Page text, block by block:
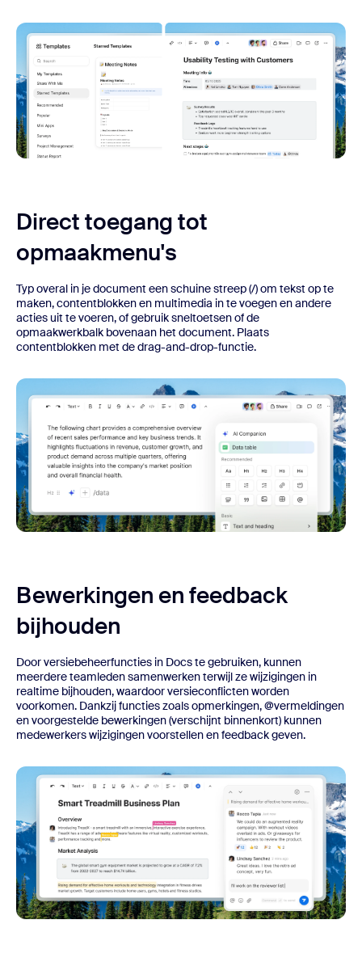
Direct toegang tot
opmaakmenu's
Typ overal in je document een schuine streep (/) om tekst op te
maken, contentblokken en multimedia in te voegen en andere
acties uit te voeren, of gebruik sneltoetsen of de
opmaakwerkbalk bovenaan het document. Plaats
contentblokken met de drag-and-drop-functie.
Bewerkingen en feedback
bijhouden
Door versiebeheerfuncties in Docs te gebruiken, kunnen
meerdere teamleden samenwerken terwijl ze wijzigingen in
realtime bijhouden, waardoor versieconflicten worden
voorkomen. Dankzij functies zoals opmerkingen, @vermeldingen
en voorgestelde bewerkingen (verschijnt binnenkort) kunnen
medewerkers wijzigingen voorstellen en feedback geven.